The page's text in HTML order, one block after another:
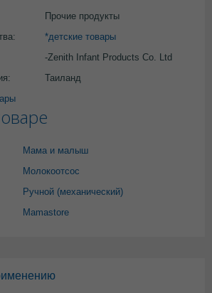
Прочие продукты
*детские товары
-Zenith Infant Products Co. Ltd
Таиланд
Мама и малыш
Молокоотсос
Ручной (механический)
Mamastore